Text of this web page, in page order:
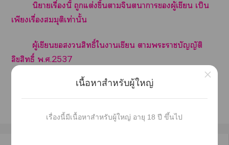
นิยายเรื่องนี้ ถูกแต่งขึ้นาจินตนาการผู้เขียน เป็น
เพียงเรื่องสมมุติเท่านั้น
ผู้เขียนสิทธิ์ใาเขียน าะาบัญญัติ
ลิขสิทธิ์ พ.ศ.2537
เขียนโ าเล่าเรื่องเนื้อหาสำหรับผู้ใหญ่
เรื่องนี้มีเนื้อหาสำหรับผู้ใหญ่ อายุ 18 ปี ขึ้นไป
×